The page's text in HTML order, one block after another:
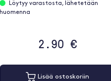
Löytyy varastosta, lähetetään
huomenna
2.90 €
Lisää ostoskoriin